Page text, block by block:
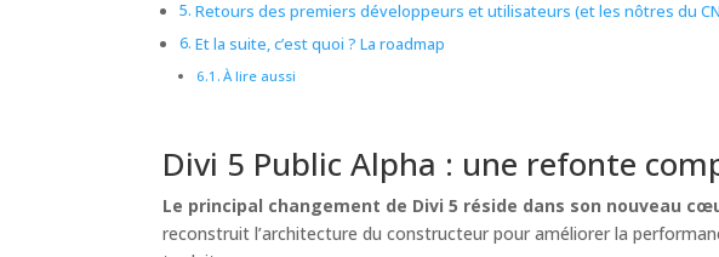
Retours des premiers développeurs et utilisateurs (et les nôtres du
Et la suite, c’est quoi ? La roadmap
À lire aussi
Divi 5 Public Alpha : une refonte
Le principal changement de Divi 5 réside dans son nouveau
reconstruit l’architecture du constructeur pour améliorer la